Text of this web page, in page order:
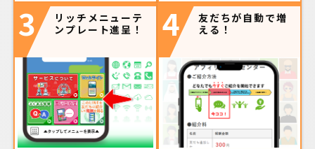
3
リッチメニューテ
ンプレート進呈！
4
友だちが自動で増
える！